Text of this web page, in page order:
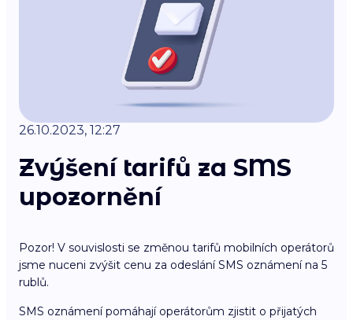
26.10.2023, 12:27
Zvýšení tarifů za SMS
upozornění
Pozor! V souvislosti se změnou tarifů mobilních operátorů
jsme nuceni zvýšit cenu za odeslání SMS oznámení na 5
rublů.
SMS oznámení pomáhají operátorům zjistit o přijatých